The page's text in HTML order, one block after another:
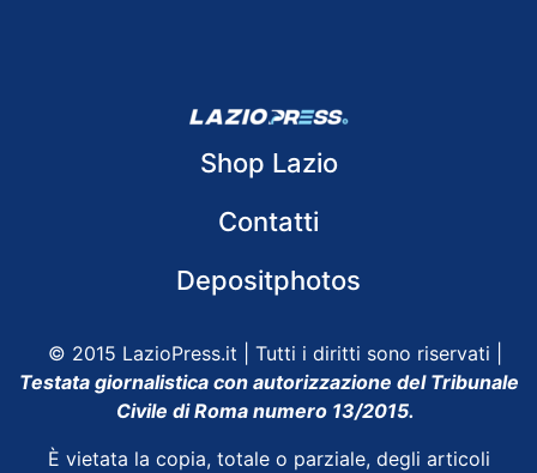
Shop Lazio
Contatti
Depositphotos
© 2015 LazioPress.it | Tutti i diritti sono riservati |
Testata giornalistica con autorizzazione del Tribunale
Civile di Roma numero 13/2015.
È vietata la copia, totale o parziale, degli articoli